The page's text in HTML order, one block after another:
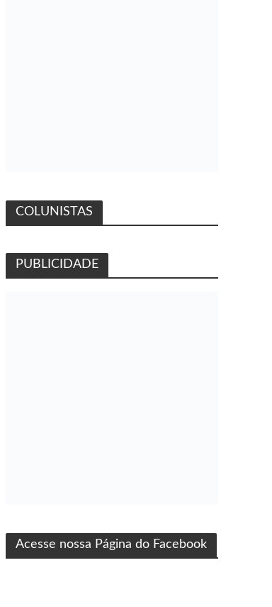
Filmes
COLUNISTAS
PUBLICIDADE
Acesse nossa Página do Facebook